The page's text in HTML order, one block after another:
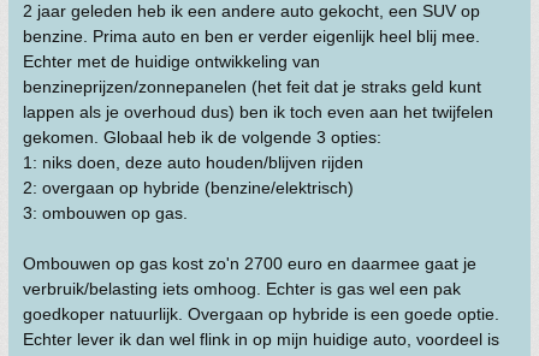
2 jaar geleden heb ik een andere auto gekocht, een SUV op
benzine. Prima auto en ben er verder eigenlijk heel blij mee.
Echter met de huidige ontwikkeling van
benzineprijzen/zonnepanelen (het feit dat je straks geld kunt
lappen als je overhoud dus) ben ik toch even aan het twijfelen
gekomen. Globaal heb ik de volgende 3 opties:
1: niks doen, deze auto houden/blijven rijden
2: overgaan op hybride (benzine/elektrisch)
3: ombouwen op gas.
Ombouwen op gas kost zo'n 2700 euro en daarmee gaat je
verbruik/belasting iets omhoog. Echter is gas wel een pak
goedkoper natuurlijk. Overgaan op hybride is een goede optie.
Echter lever ik dan wel flink in op mijn huidige auto, voordeel is